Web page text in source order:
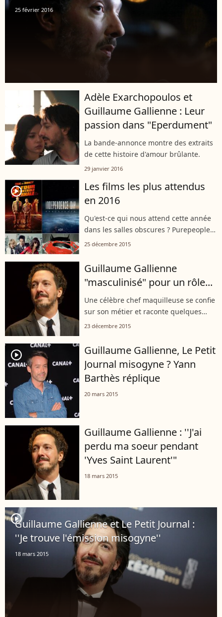
25 février 2016
Adèle Exarchopoulos et
Guillaume Gallienne : Leur
passion dans "Eperdument"
La bande-annonce montre des extraits
de cette histoire d'amour brûlante.
29 janvier 2016
player2
Les films les plus attendus
en 2016
Qu'est-ce qui nous attend cette année
dans les salles obscures ? Purepeople a
fait sa liste, non exhaustive
25 décembre 2015
Guillaume Gallienne
"masculinisé" pour un rôle...
Une célèbre chef maquilleuse se confie
sur son métier et raconte quelques
anecdotes.
23 décembre 2015
player2
Guillaume Gallienne, Le Petit
Journal misogyne ? Yann
Barthès réplique
20 mars 2015
Guillaume Gallienne : ''J'ai
perdu ma soeur pendant
'Yves Saint Laurent'"
18 mars 2015
player2
Guillaume Gallienne et Le Petit Journal :
''Je trouve l'émission misogyne''
18 mars 2015